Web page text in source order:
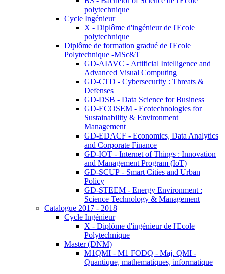
polytechnique
Cycle Ingénieur
X - Diplôme d'ingénieur de l'Ecole
polytechnique
Diplôme de formation gradué de l'Ecole
Polytechnique -MSc&T
GD-AIAVC - Artificial Intelligence and
Advanced Visual Computing
GD-CTD - Cybersecurity : Threats &
Defenses
GD-DSB - Data Science for Business
GD-ECOSEM - Ecotechnologies for
Sustainability & Environment
Management
GD-EDACF - Economics, Data Analytics
and Corporate Finance
GD-IOT - Internet of Things : Innovation
and Management Program (IoT)
GD-SCUP - Smart Cities and Urban
Policy
GD-STEEM - Energy Environment :
Science Technology & Management
Catalogue 2017 - 2018
Cycle Ingénieur
X - Diplôme d'ingénieur de l'Ecole
Polytechnique
Master (DNM)
M1QMI - M1 FODQ - Maj. QMI -
Quantique, mathematiques, informatique